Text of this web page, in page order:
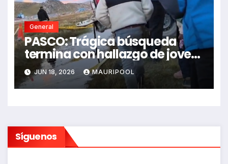
General
PASCO: Trágica búsqueda
termina con hallazgo de joven
sin vida en Rancas
JUN 18, 2026 MAURIPOOL
Síguenos